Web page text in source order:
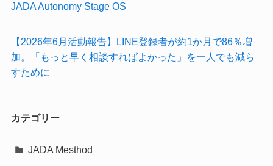
JADA Autonomy Stage OS
【2026年6月活動報告】LINE登録者が約1か月で86％増
加。「もっと早く相談すればよかった」を一人でも減ら
すために
カテゴリー
JADA Mesthod